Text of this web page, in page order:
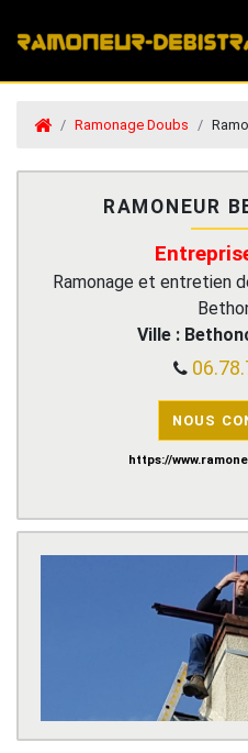
Ramonage Doubs
RAMONEUR
Ramonage et entretien
Ville :
NOUS
https://